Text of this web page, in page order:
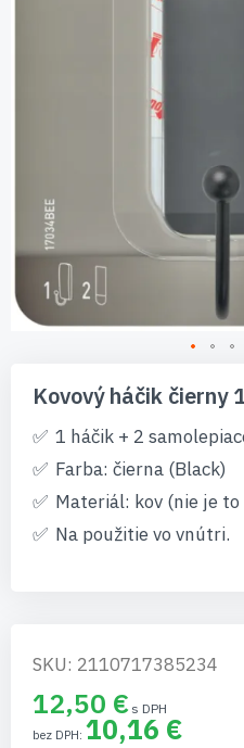
začiatok
galérie
obrázkov
Kovový háčik čierny
1 háčik + 2
Farba: čierna (Black)
Materiál: kov (nie je
Na použitie vo vnútri.
SKU: 2110717385234
12,50 €
10,16 €